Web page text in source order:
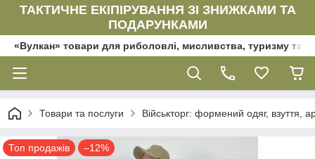
ТАКТИЧНЕ ЕКІПІРУВАННЯ ЗІ ЗНИЖКАМИ ТА
ПОДАРУНКАМИ
«Вулкан» товари для риболовлі, мисливства, туризму та
Товари та послуги Військторг: формений одяг, взуття,
Топ продажів –12%